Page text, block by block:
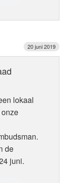
20 juni 2019
lokaal
de
juni.